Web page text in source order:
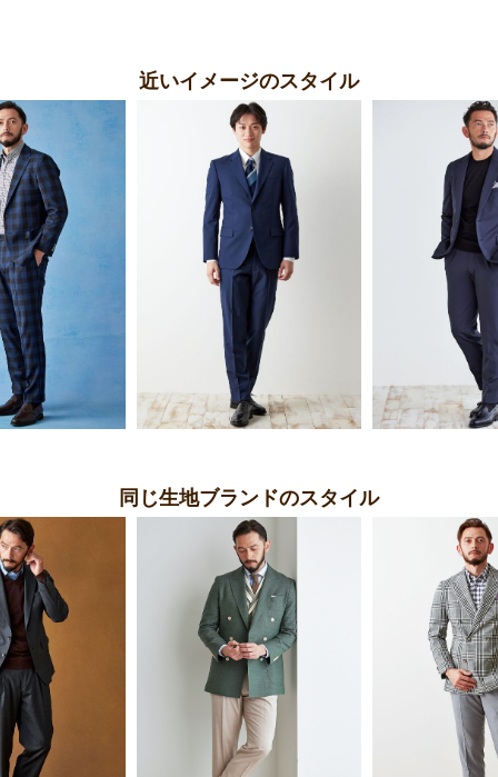
近いイメージのスタイル
同じ生地ブランドのスタイル